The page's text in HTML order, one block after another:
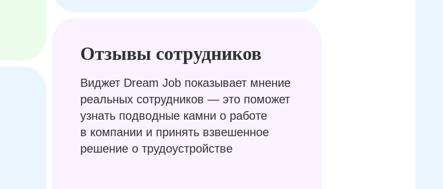
Отзывы сотрудников
Виджет Dream Job показывает мнение
реальных сотрудников — это поможет
узнать подводные камни о работе
в компании и принять взвешенное
решение о трудоустройстве